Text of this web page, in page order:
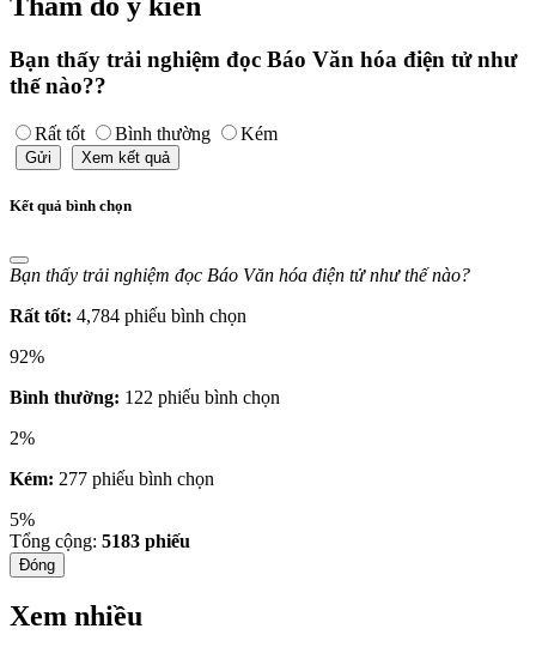
Bạn thấy trải nghiệm đọc Báo Văn hóa điện tử như
thế nào??
Rất tốt Bình thường Kém
Gửi Xem kết quả
Kết quả bình chọn
Bạn thấy trải nghiệm đọc Báo Văn hóa điện tử như thế nào?
Rất tốt: 4,784 phiếu bình chọn
92%
Bình thường: 122 phiếu bình chọn
2%
Kém: 277 phiếu bình chọn
5%
Tổng cộng: 5183 phiếu
Đóng
Xem nhiều